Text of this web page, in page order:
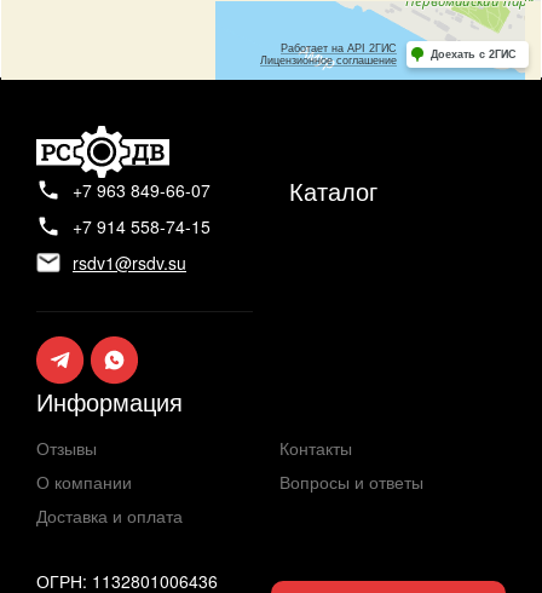
ОГРН: 1132801006436
+7 963 849-66-07
+7 914 558-74-15
rsdv1@rsdv.su
Каталог
Информация
Отзывы
О компании
Доставка и оплата
Контакты
Вопросы и ответы